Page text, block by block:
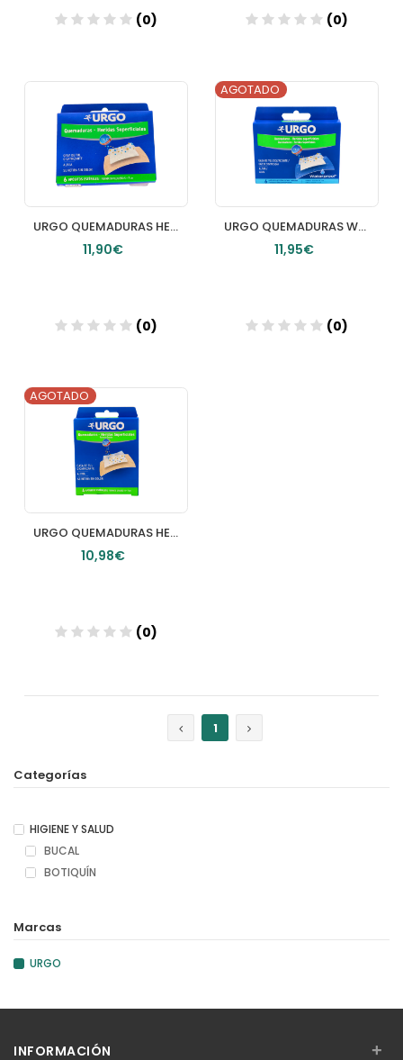
(0) (0)
Añadir
URGO QUEMADURAS HERIDAS SUPERFICIALES PEQUEÑO 6 U
11,90€
(0)
Añadir
URGO QUEMADURAS WATERPROOF APOSITOS 7 X 5 CM 6 U
11,95€
AGOTADO
(0)
URGO QUEMADURAS HERIDAS SUPERFICIALES 7 3 X 4 5 CM 4 U GRANDE
10,98€
AGOTADO
(0)
1
Categorías
HIGIENE Y SALUD
BUCAL
BOTIQUÍN
Marcas
URGO
INFORMACIÓN +